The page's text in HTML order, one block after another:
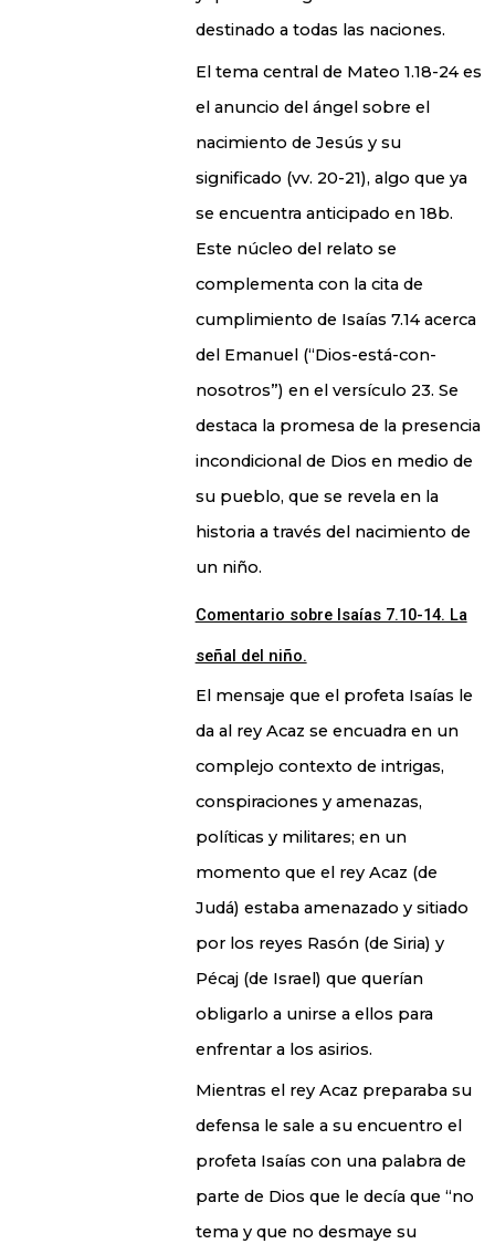
destinado a todas las naciones.
El tema central de Mateo 1.18-24 es
el anuncio del ángel sobre el
nacimiento de Jesús y su
significado (vv. 20-21), algo que ya
se encuentra anticipado en 18b.
Este núcleo del relato se
complementa con la cita de
cumplimiento de Isaías 7.14 acerca
del Emanuel (“Dios-está-con-
nosotros”) en el versículo 23. Se
destaca la promesa de la presencia
incondicional de Dios en medio de
su pueblo, que se revela en la
historia a través del nacimiento de
un niño.
Comentario sobre Isaías 7.10-14. La
señal del niño.
El mensaje que el profeta Isaías le
da al rey Acaz se encuadra en un
complejo contexto de intrigas,
conspiraciones y amenazas,
políticas y militares; en un
momento que el rey Acaz (de
Judá) estaba amenazado y sitiado
por los reyes Rasón (de Siria) y
Pécaj (de Israel) que querían
obligarlo a unirse a ellos para
enfrentar a los asirios.
Mientras el rey Acaz preparaba su
defensa le sale a su encuentro el
profeta Isaías con una palabra de
parte de Dios que le decía que “no
tema y que no desmaye su